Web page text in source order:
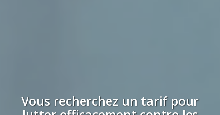
Vous recherchez un tarifpour